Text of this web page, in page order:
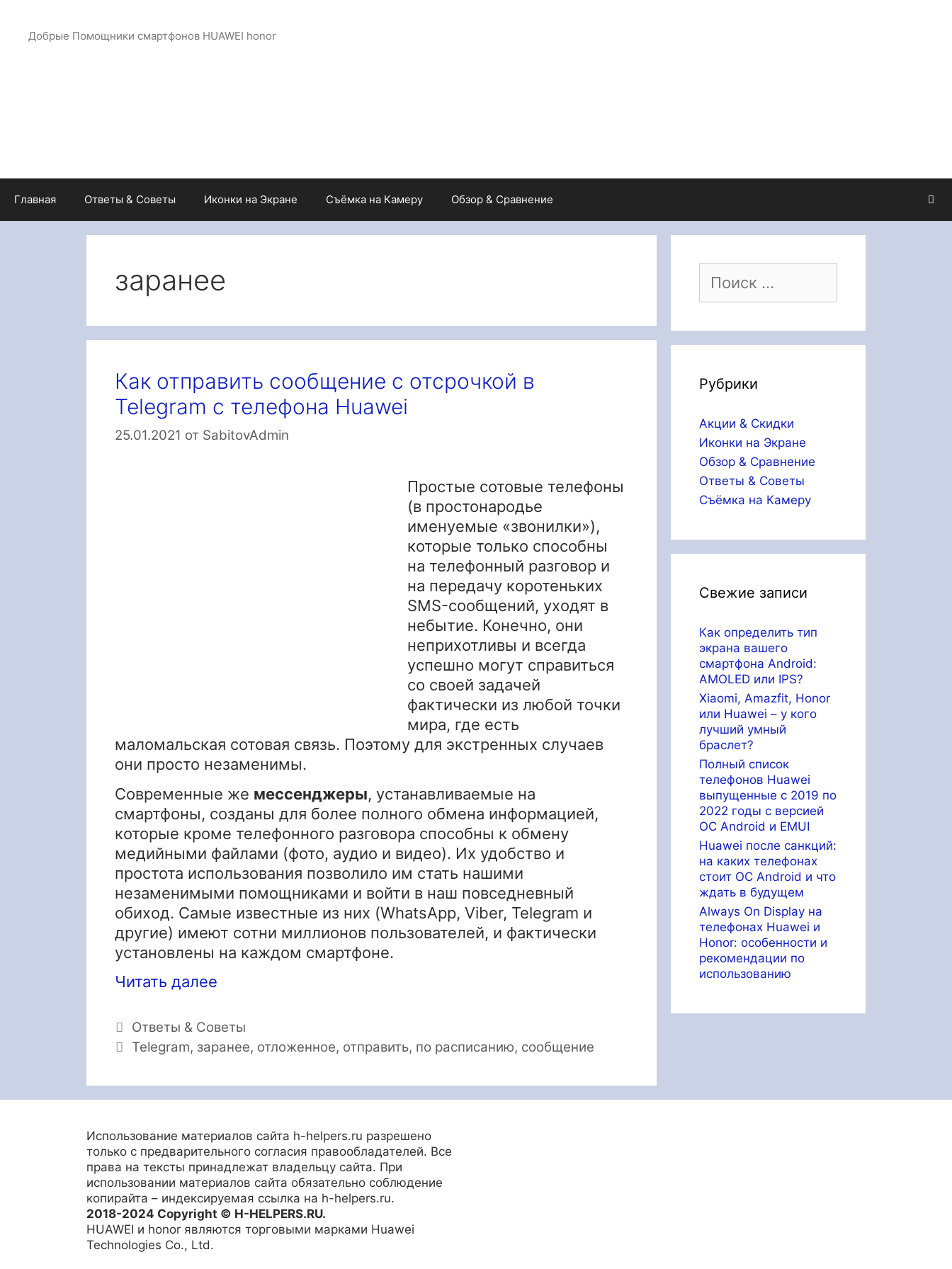
Добрые Помощники смартфонов HUAWEI honor
Главная Ответы & Советы Иконки на Экране Съёмка на Камеру Обзор & Сравнение
заранее
Как отправить сообщение с отсрочкой в
Telegram с телефона Huawei
25.01.2021 от SabitovAdmin
Простые сотовые телефоны
(в простонародье
именуемые «звонилки»),
которые только способны
на телефонный разговор и
на передачу коротеньких
SMS-сообщений, уходят в
небытие. Конечно, они
неприхотливы и всегда
успешно могут справиться
со своей задачей
фактически из любой точки
мира, где есть
маломальская сотовая связь. Поэтому для экстренных случаев
они просто незаменимы.
Современные же мессенджеры, устанавливаемые на
смартфоны, созданы для более полного обмена информацией,
которые кроме телефонного разговора способны к обмену
медийными файлами (фото, аудио и видео). Их удобство и
простота использования позволило им стать нашими
незаменимыми помощниками и войти в наш повседневный
обиход. Самые известные из них (WhatsApp, Viber, Telegram и
другие) имеют сотни миллионов пользователей, и фактически
установлены на каждом смартфоне.
Читать далее
Рубрики
Ответы & Советы
Метки
Telegram, заранее, отложенное, отправить, по расписанию, сообщение
Рубрики
Акции & Скидки
Иконки на Экране
Обзор & Сравнение
Ответы & Советы
Съёмка на Камеру
Свежие записи
Как определить тип
экрана вашего
смартфона Android:
AMOLED или IPS?
Xiaomi, Amazfit, Honor
или Huawei – у кого
лучший умный
браслет?
Полный список
телефонов Huawei
выпущенные с 2019 по
2022 годы с версией
ОС Android и EMUI
Huawei после санкций:
на каких телефонах
стоит ОС Android и что
ждать в будущем
Always On Display на
телефонах Huawei и
Honor: особенности и
рекомендации по
использованию
Использование материалов сайта h-helpers.ru разрешено
только с предварительного согласия правообладателей. Все
права на тексты принадлежат владельцу сайта. При
использовании материалов сайта обязательно соблюдение
копирайта – индексируемая ссылка на h-helpers.ru.
2018-2024 Copyright © H-HELPERS.RU.
HUAWEI и honor являются торговыми марками Huawei
Technologies Co., Ltd.